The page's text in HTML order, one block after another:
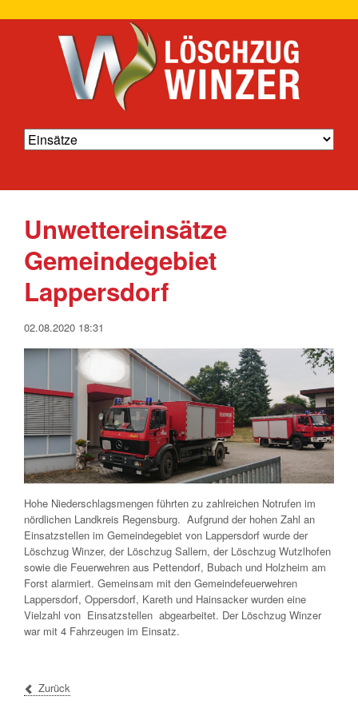
Unwettereinsätze
Gemeindegebiet
Lappersdorf
02.08.2020 18:31
Hohe Niederschlagsmengen führten zu zahlreichen Notrufen im
nördlichen Landkreis Regensburg. Aufgrund der hohen Zahl an
Einsatzstellen im Gemeindegebiet von Lappersdorf wurde der
Löschzug Winzer, der Löschzug Sallern, der Löschzug Wutzlhofen
sowie die Feuerwehren aus Pettendorf, Bubach und Holzheim am
Forst alarmiert. Gemeinsam mit den Gemeindefeuerwehren
Lappersdorf, Oppersdorf, Kareth und Hainsacker wurden eine
Vielzahl von Einsatzstellen abgearbeitet. Der Löschzug Winzer
war mit 4 Fahrzeugen im Einsatz.
Zurück